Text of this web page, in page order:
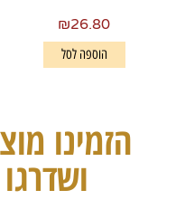
₪26.80
הוספה לסל
הזמינו